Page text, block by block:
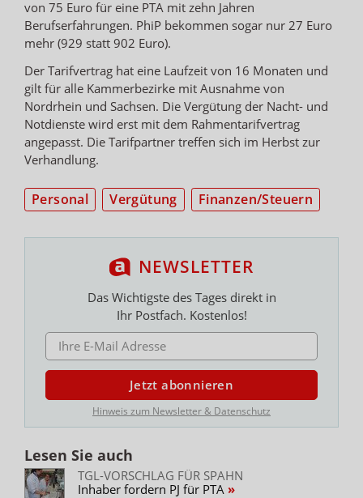
von 75 Euro für eine PTA mit zehn Jahren
Berufserfahrungen. PhiP bekommen sogar nur 27 Euro
mehr (929 statt 902 Euro).
Der Tarifvertrag hat eine Laufzeit von 16 Monaten und
gilt für alle Kammerbezirke mit Ausnahme von
Nordrhein und Sachsen. Die Vergütung der Nacht- und
Notdienste wird erst mit dem Rahmentarifvertrag
angepasst. Die Tarifpartner treffen sich im Herbst zur
Verhandlung.
Personal Vergütung Finanzen/Steuern
NEWSLETTER
Das Wichtigste des Tages direkt in
Ihr Postfach. Kostenlos!
E-MAIL ADRESSE
Jetzt abonnieren
Hinweis zum Newsletter & Datenschutz
Lesen Sie auch
TGL-VORSCHLAG FÜR SPAHN
Inhaber fordern PJ für PTA